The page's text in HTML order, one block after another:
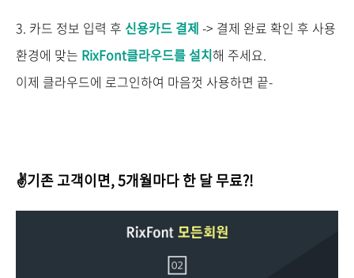
3. 카드 정보 입력 후 신용카드 결제 -> 결제 완료 확인 후 사용
환경에 맞는 RixFont클라우드를 설치해 주세요.
이제 클라우드에 로그인하여 마음껏 사용하면 끝-
✌기존 고객이면, 5개월마다 한 달 무료?!